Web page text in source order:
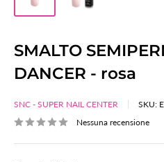
SMALTO
DANCER - rosa
SNC - SUPER NAIL CENTER SKU:
Nessuna recensione